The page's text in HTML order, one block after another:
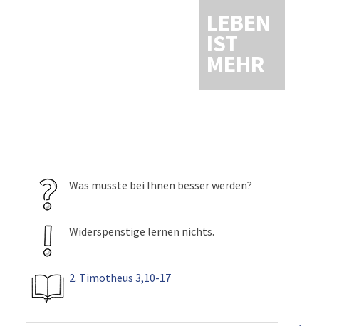
LEBEN
IST
MEHR
Was müsste bei Ihnen besser werden?
Widerspenstige lernen nichts.
2. Timotheus 3,10-17